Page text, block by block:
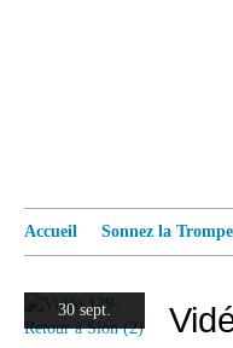
Accueil Sonnez la
30 sept.